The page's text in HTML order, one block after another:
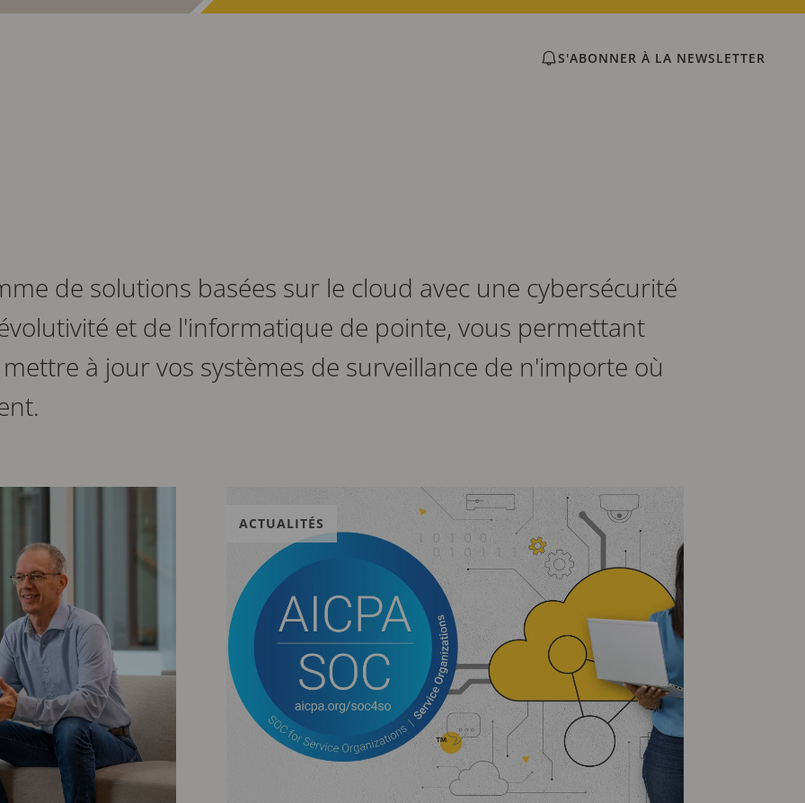
S'ABONNER À LA NEWSLETTER
de solutions basées sur le cloud avec une cybersécurité
et de l'informatique de pointe, vous permettant
à jour vos systèmes de surveillance de n'importe où
ACTUALITÉS